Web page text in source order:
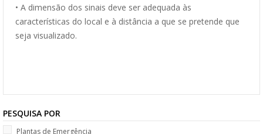
• A dimensão dos sinais deve ser adequada às
características do local e à distância a que se pretende que
seja visualizado.
PESQUISA POR
Plantas de Emergência